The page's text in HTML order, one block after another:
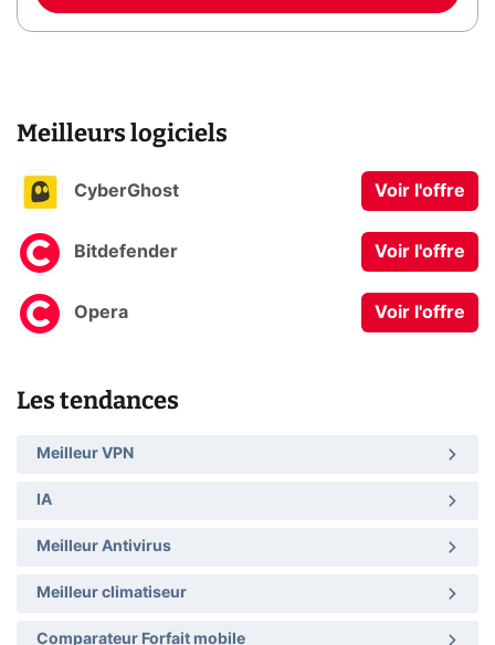
Meilleurs logiciels
CyberGhost Voir l'offre
Bitdefender Voir l'offre
Opera Voir l'offre
Les tendances
Meilleur VPN
IA
Meilleur Antivirus
Meilleur climatiseur
Comparateur Forfait mobile